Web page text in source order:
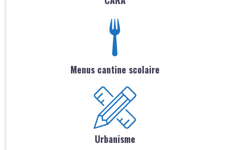
Menus cantine scolaire
Urbanisme